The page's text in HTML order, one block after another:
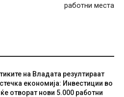
работни места
на Владата резултираат
економија: Инвестиции во
отворат нови 5.000 работни